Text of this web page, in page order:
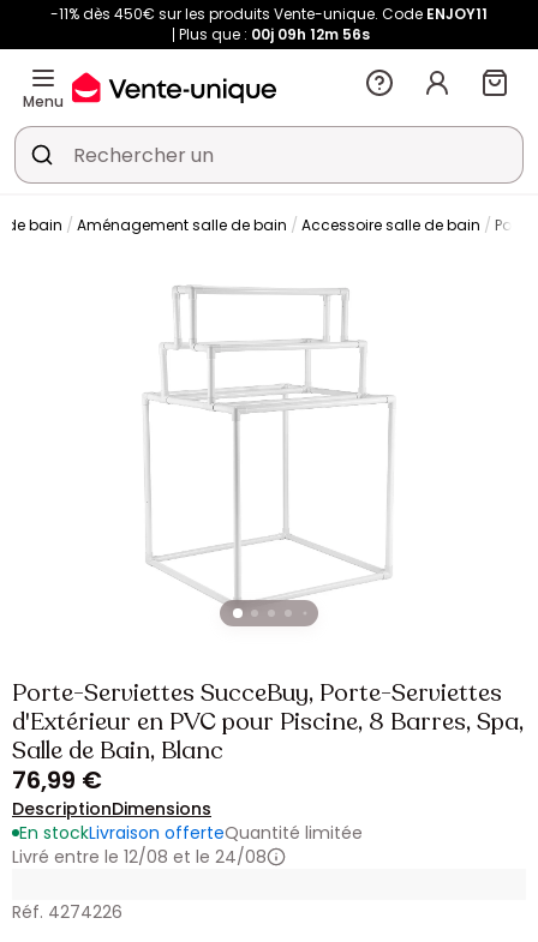
-11% dès 450€ sur les produits Vente-unique. Code ENJOY11
Plus que : 00j 09h 12m 55s
Menu
de bain Aménagement salle de bain Accessoire salle de bain Porte
Porte-Serviettes SucceBuy, Porte-Serviettes
d'Extérieur en PVC pour Piscine, 8 Barres, Spa,
Salle de Bain, Blanc
76,99 €
DescriptionDimensions
En stockLivraison offerteQuantité limitée
Livré entre le 12/08 et le 24/08
Réf. 4274226